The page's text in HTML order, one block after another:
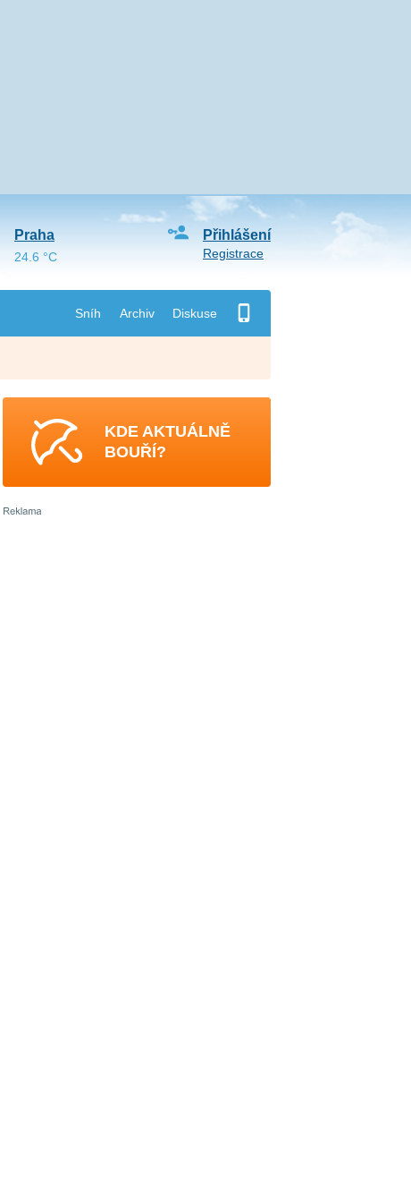
Sníh Archiv Diskuse
Přihlášení
Registrace
Praha
24.6 °C
KDE AKTUÁLNĚ
BOUŘÍ?